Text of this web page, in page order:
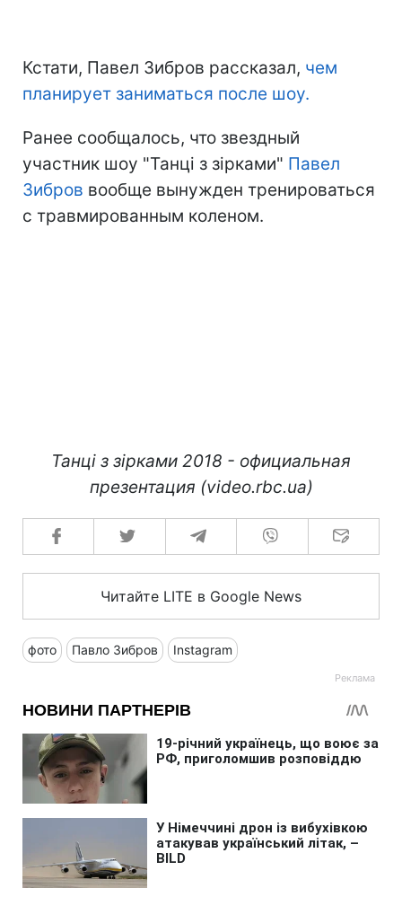
Кстати, Павел Зибров рассказал, чем
планирует заниматься после шоу.
Ранее сообщалось, что звездный
участник шоу "Танці з зірками" Павел
Зибров вообще вынужден тренироваться
с травмированным коленом.
Танці з зірками 2018 - официальная
презентация (video.rbc.ua)
Читайте LITE в Google News
фото Павло Зибров Instagram